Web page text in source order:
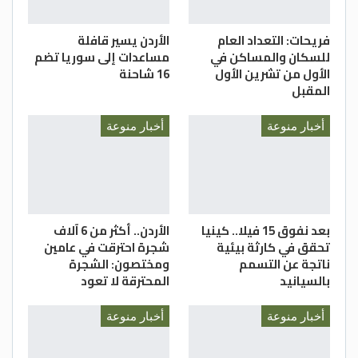
فريحات: التعداد العام
للسكان والمساكن في
الأول من تشرين الأول
المقبل
الأردن يسير قافلة
مساعدات إلى سوريا تضم
16 شاحنة
أخبار منوعة
بعد نفوق 15 فيلا.. كينيا
تحقق في كارثة بيئية
ناتجة عن التسمم
بالسيانيد
أخبار منوعة
الأردن.. أكثر من 6 آلاف
شجرة احترقت في عامين
ومختصون: الشجرة
المحترقة لا تعود
أخبار منوعة أخبار منوعة